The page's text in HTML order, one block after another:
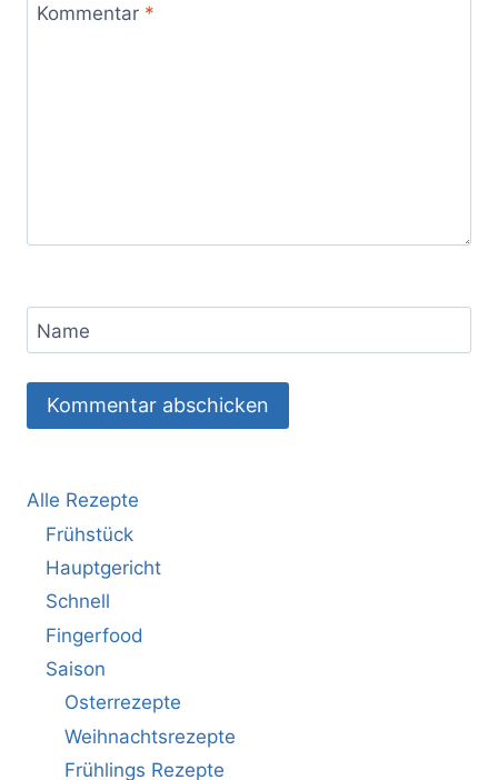
Kommentar *
Name
Alle Rezepte
Frühstück
Hauptgericht
Schnell
Fingerfood
Saison
Osterrezepte
Weihnachtsrezepte
Frühlings Rezepte